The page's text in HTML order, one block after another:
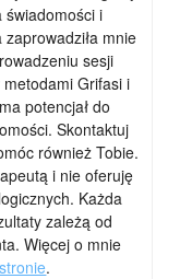
świadomości i
mnie
sesji
Grifasi i
potencjał do
Skontaktuj
również Tobie.
i nie oferuję
Każda
zależą od
Więcej o mnie
.